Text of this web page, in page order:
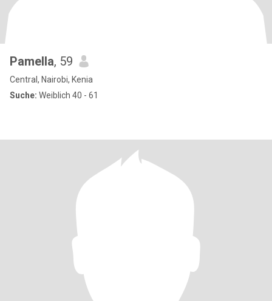
Pamella, 59
Central, Nairobi, Kenia
Suche: Weiblich 40 - 61